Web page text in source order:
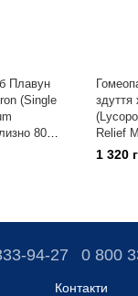
Плавун
(Single
80
здуття
Relief
1 320
94-27 0 800
Контакти